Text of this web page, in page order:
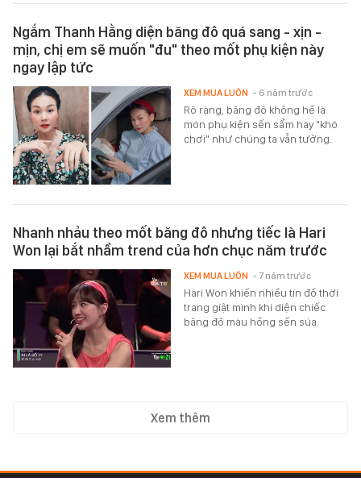
Ngắm Thanh Hằng diện băng đô quá sang - xịn -
mịn, chị em sẽ muốn "đu" theo mốt phụ kiện này
ngay lập tức
Rõ ràng, băng đô không hề là
món phụ kiện sến sẩm hay "khó
chơi" như chúng ta vẫn tưởng.
XEM MUA LUÔN - 6 năm trước
Nhanh nhảu theo mốt băng đô nhưng tiếc là Hari
Won lại bắt nhầm trend của hơn chục năm trước
Hari Won khiến nhiều tín đồ thời
trang giật mình khi diện chiếc
băng đô màu hồng sến súa.
XEM MUA LUÔN - 7 năm trước
Xem thêm